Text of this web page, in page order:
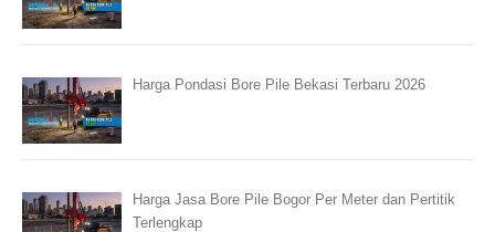
Harga Pondasi Bore Pile Bekasi Terbaru 2026
Harga Jasa Bore Pile Bogor Per Meter dan Pertitik
Terlengkap